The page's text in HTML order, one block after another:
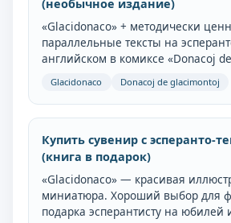
(необычное издание)
«Glacidonaco» + методически
параллельные тексты на
английском в комиксе «Donacoj
Glacidonaco Donacoj de glacimontoj
Купить сувенир с эсперанто-
(книга в подарок)
«Glacidonaco» — красивая
миниатюра. Хороший выбор для
подарка эсперантисту на юбилей